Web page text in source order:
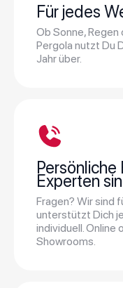
Für jedes
Ob Sonne,
Pergola nutzt Du
Jahr über.
Persönliche
Experten
Fragen? Wir sind
unterstützt Dich
individuell. Online
Showrooms.